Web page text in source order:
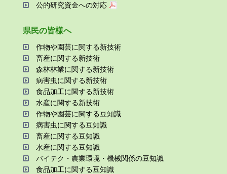
公的研究資金への対応
県⺠の皆様へ
作物や園芸に関する新技術
畜産に関する新技術
森林林業に関する新技術
病害⾍に関する新技術
⾷品加⼯に関する新技術
⽔産に関する新技術
作物や園芸に関する⾖知識
病害⾍に関する⾖知識
畜産に関する⾖知識
⽔産に関する⾖知識
バイテク・農業環境・機械関係の⾖知識
⾷品加⼯に関する⾖知識